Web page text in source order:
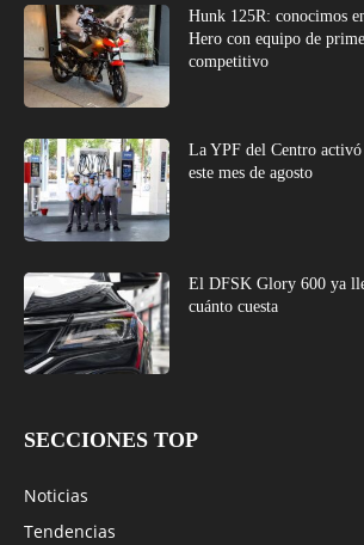
Hunk 125R: conocimos
Hero con equipo de
competitivo
La YPF del Centro activó
este mes de agosto
El DFSK Glory 600 ya
cuánto cuesta
SECCIONES TOP
Noticias
Tendencias